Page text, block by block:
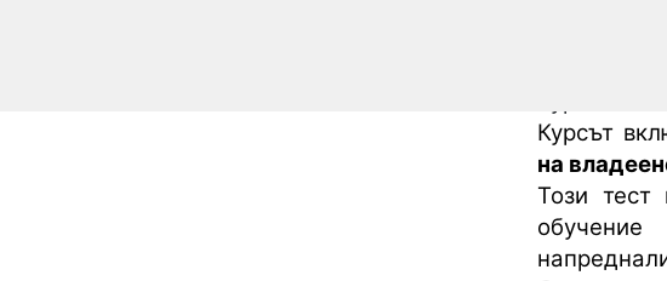
Курсът
на
Този тест